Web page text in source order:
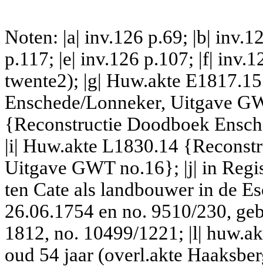
Noten: |a| inv.126 p.69; |b|
p.117; |e| inv.126 p.107; |f|
twente2); |g| Huw.akte
Enschede/Lonneker, Uitgave
{Reconstructie Doodboek
|i| Huw.akte L1830.14
Uitgave GWT no.16}; |j| in
ten Cate als landbouwer in de
26.06.1754 en no. 9510/230,
1812, no. 10499/1221; |l|
oud 54 jaar (overl.akte